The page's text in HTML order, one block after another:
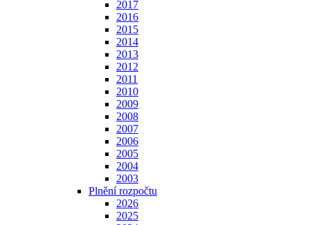
2017
2016
2015
2014
2013
2012
2011
2010
2009
2008
2007
2006
2005
2004
2003
Plnění rozpočtu
2026
2025